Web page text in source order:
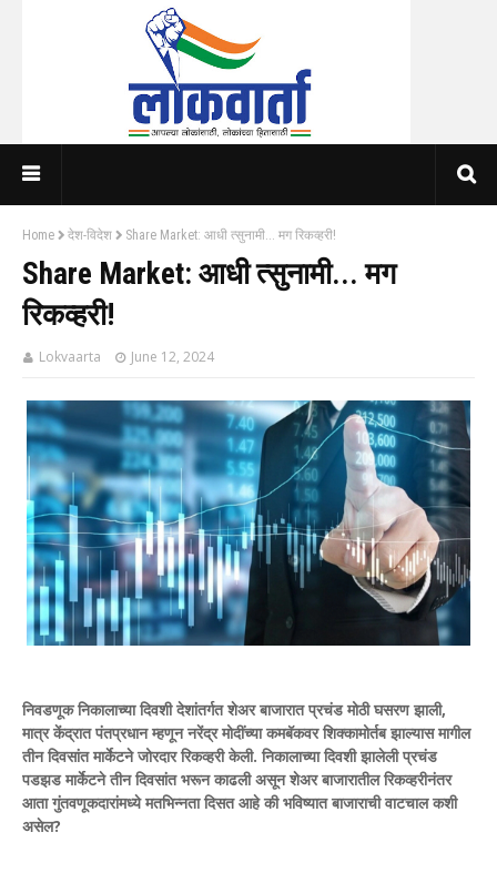
Home देश-विदेश Share Market: आधी त्सुनामी... मग रिकव्हरी!
Share Market: आधी त्सुनामी... मग
रिकव्हरी!
Lokvaarta June 12, 2024
निवडणूक निकालाच्या दिवशी देशांतर्गत शेअर बाजारात प्रचंड मोठी घसरण झाली,
मात्र केंद्रात पंतप्रधान म्हणून नरेंद्र मोदींच्या कमबॅकवर शिक्कामोर्तब झाल्यास मागील
तीन दिवसांत मार्केटने जोरदार रिकव्हरी केली. निकालाच्या दिवशी झालेली प्रचंड
पडझड मार्केटने तीन दिवसांत भरून काढली असून शेअर बाजारातील रिकव्हरीनंतर
आता गुंतवणूकदारांमध्ये मतभिन्नता दिसत आहे की भविष्यात बाजाराची वाटचाल कशी
असेल?